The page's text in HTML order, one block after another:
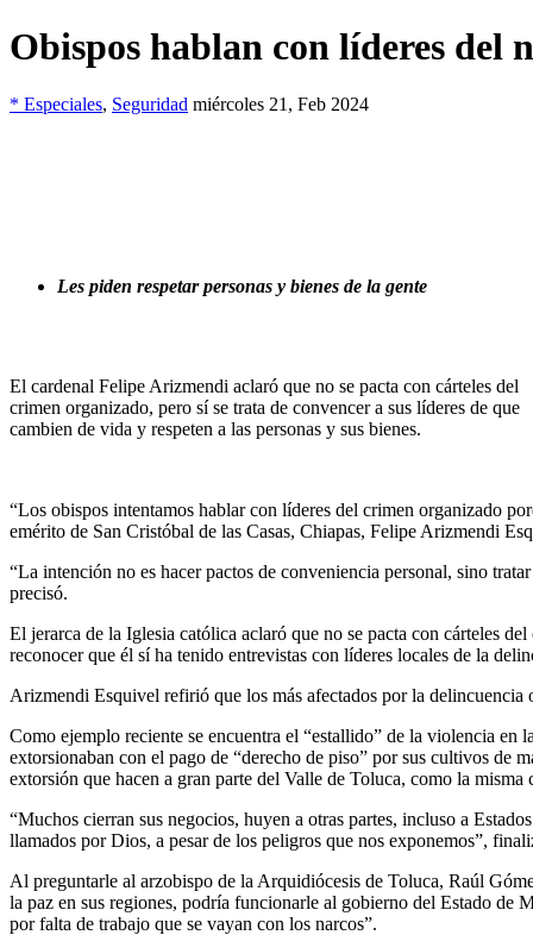
Obispos hablan con líderes del
* Especiales, Seguridad miércoles 21, Feb 2024
Les piden respetar personas y bienes de la gente
El cardenal Felipe Arizmendi aclaró que no se pacta con cárteles del
crimen organizado, pero sí se trata de convencer a sus líderes de que
cambien de vida y respeten a las personas y sus bienes.
“Los obispos intentamos hablar con líderes del crimen organizado
emérito de San Cristóbal de las Casas, Chiapas, Felipe Arizmendi
“La intención no es hacer pactos de conveniencia personal, sino
precisó.
El jerarca de la Iglesia católica aclaró que no se pacta con cárteles
reconocer que él sí ha tenido entrevistas con líderes locales de la
Arizmendi Esquivel refirió que los más afectados por la delincuencia
Como ejemplo reciente se encuentra el “estallido” de la violencia
extorsionaban con el pago de “derecho de piso” por sus cultivos de
extorsión que hacen a gran parte del Valle de Toluca, como la
“Muchos cierran sus negocios, huyen a otras partes, incluso a
llamados por Dios, a pesar de los peligros que nos exponemos”,
Al preguntarle al arzobispo de la Arquidiócesis de Toluca, Raúl
la paz en sus regiones, podría funcionarle al gobierno del Estado de
por falta de trabajo que se vayan con los narcos”.